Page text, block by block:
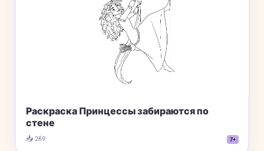
Раскраска Принцессы забираются по
стене
📥 269 7+